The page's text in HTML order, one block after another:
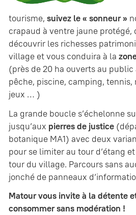
tourisme, suivez le « sonneur »
crapaud à ventre jaune protégé,
découvrir les richesses
village et vous conduira à la
(près de 20 ha ouverts au public
pêche, piscine, camping,
jeux … )
La grande boucle s’échelonne
jusqu’aux pierres de justice
botanique MA1) avec deux
pour se limiter au tour d’étang
tour du village. Parcours sans
jonché de panneaux
Matour vous invite à la détente
consommer sans modération !